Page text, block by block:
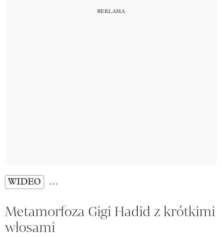
WIDEO …
Metamorfoza Gigi Hadid z krótkimi
włosami